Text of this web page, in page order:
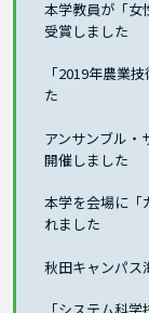
本学教員が「女
受賞しました
「2019年農業
た
アンサンブル
開催しました
本学を会場に「
れました
秋田キャンパス